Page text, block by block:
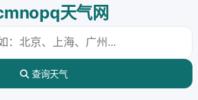
天气网
查询天气